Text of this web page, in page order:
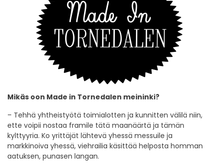
Mikäs oon Made in Tornedalen meininki?
– Tehhä yhtheistyötä toimialotten ja kunnitten välilä niin,
ette voipii nostaa framile tätä maanäärtä ja tämän
kylttyyria. Ko yrittäjät lähtevä yhessä messuile ja
markkinoiva yhessä, viehrailia käsittää helposta homman
aatuksen, punasen langan.